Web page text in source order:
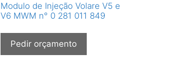
Modulo de Injeção Volare V5 e
V6 MWM n° 0 281 011 849
Pedir orçamento